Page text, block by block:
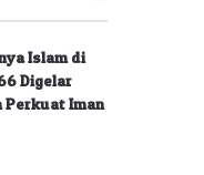
Islam di
Digelar
Perkuat Iman